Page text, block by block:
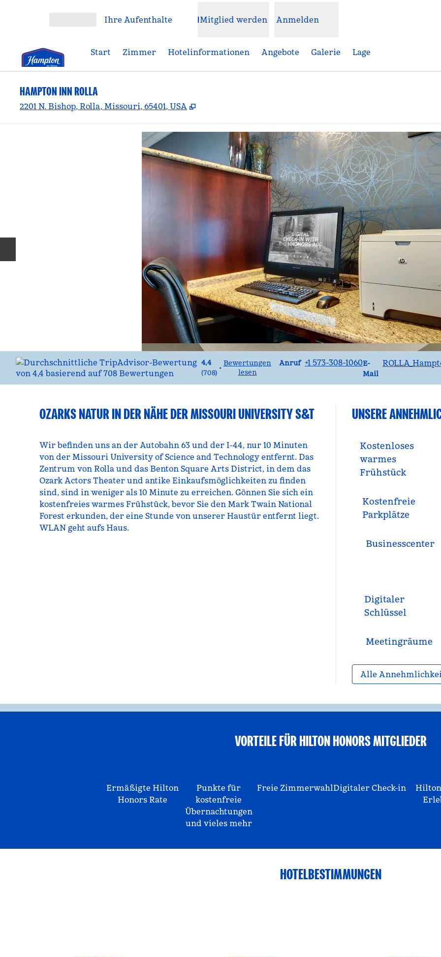
Ihre Aufenthalte Mitglied werden Anmelden
Start Zimmer Hotelinformationen Angebote Galerie Lage
HAMPTON INN ROLLA
2201 N. Bishop, Rolla, Missouri, 65401, USA ,
4,4
(708)
•
Bewertungen
lesen
Anruf
Telefon+1 573-308-1060E-
Mail
Email
OZARKS NATUR IN DER NÄHE DER MISSOURI UNIVERSITY S&T
Wir befinden uns an der Autobahn 63 und der I-44, nur 10 Minuten
von der Missouri University of Science and Technology entfernt. Das
Zentrum von Rolla und das Benton Square Arts District, in dem das
Ozark Actors Theater und antike Einkaufsmöglichkeiten zu finden
sind, sind in weniger als 10 Minute zu erreichen. Gönnen Sie sich ein
kostenfreies warmes Frühstück, bevor Sie den Mark Twain National
Forest erkunden, der eine Stunde von unserer Haustür entfernt liegt.
WLAN geht aufs Haus.
UNSERE
Kostenloses
warmes
Frühstück
Kostenfreie
Parkplätze
Business­center
Digitaler
Schlüssel
Meeting­räume
Alle
VORTEILE FÜR HILTON HONORS MITGLIEDER
Ermäßigte Hilton
Honors Rate
Punkte für
kostenfreie
Übernachtungen
und vieles mehr
Freie ZimmerwahlDigitaler Check-in
HOTELBESTIMMUNGEN